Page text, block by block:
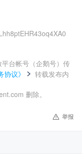
台帐号（企鹅号）传
协议》
转载发布内
删除。
举报